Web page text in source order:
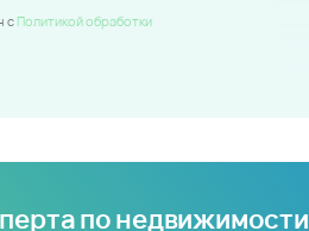
c Политикой обработки
по недвижимости